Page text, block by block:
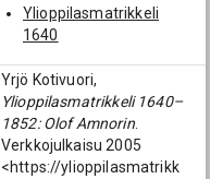
Sääksmäen
tuomiokunta]
Gadd, Nils Kristian
(1731-1796):
[kihlakunnantuomar
i; Sääksmäen
tuomiokunta]
tuomiokunnat ja
kihlakunnantuomari
t (1959)
HYK ms. AKA:14,
Konsistorin
registratuura 1783–
1788
KA
Ylioppilasmatrikkeli
1640
Yrjö Kotivuori,
Ylioppilasmatrikkeli 1640–
1852: Olof Amnorin.
Verkkojulkaisu 2005
<https://ylioppilasmatrikk